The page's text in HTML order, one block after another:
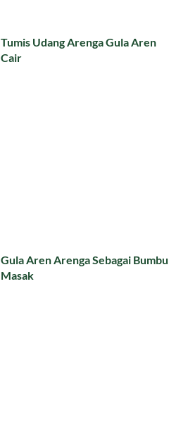
Tumis Udang Arenga Gula Aren
Cair
Gula Aren Arenga Sebagai Bumbu
Masak